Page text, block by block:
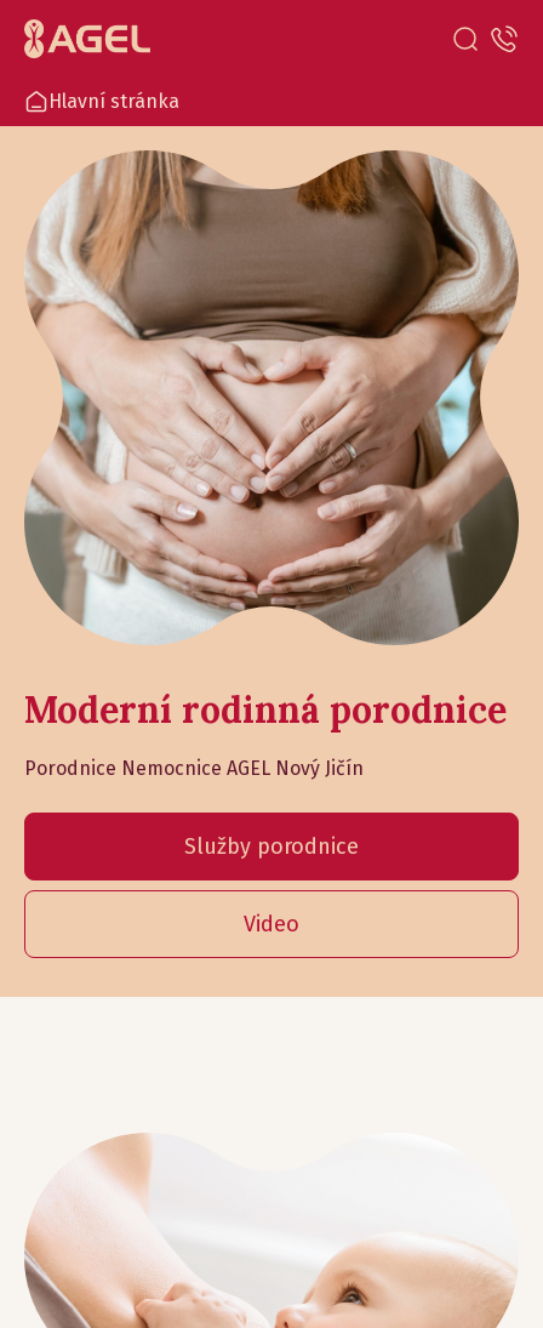
Hlavní stránka
Moderní rodinná porodnice
Porodnice Nemocnice AGEL Nový Jičín
Služby porodnice
Video